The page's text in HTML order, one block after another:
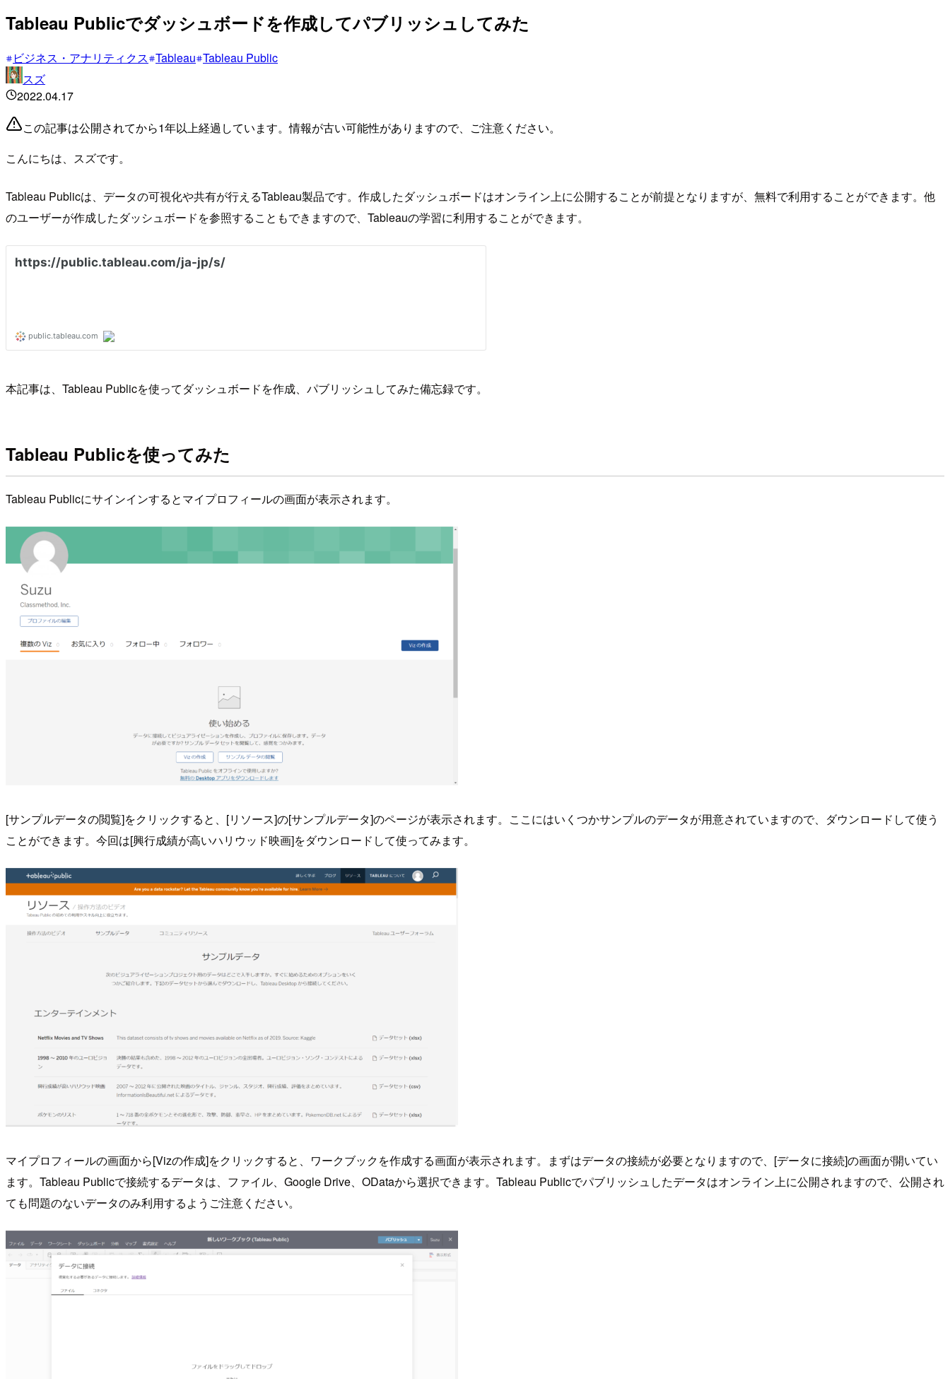
Tableau Publicでダッシュボードを作成してパブリッシュしてみた
ビジネス・アナリティクス Tableau Tableau Public
スズ
2022.04.17
この記事は公開されてから1年以上経過しています。情報が古い可能性がありますので、ご注意ください。
こんにちは、スズです。
Tableau Publicは、データの可視化や共有が行えるTableau製品です。作成したダッシュボードはオンライン上に公開することが前提となりますが、無料で利用することができます。他
のユーザーが作成したダッシュボードを参照することもできますので、Tableauの学習に利用することができます。
本記事は、Tableau Publicを使ってダッシュボードを作成、パブリッシュしてみた備忘録です。
Tableau Publicを使ってみた
Tableau Publicにサインインするとマイプロフィールの画面が表示されます。
[サンプルデータの閲覧]をクリックすると、[リソース]の[サンプルデータ]のページが表示されます。ここにはいくつかサンプルのデータが用意されていますので、ダウンロードして使う
ことができます。今回は[興行成績が高いハリウッド映画]をダウンロードして使ってみます。
マイプロフィールの画面から[Vizの作成]をクリックすると、ワークブックを作成する画面が表示されます。まずはデータの接続が必要となりますので、[データに接続]の画面が開いてい
ます。Tableau Publicで接続するデータは、ファイル、Google Drive、ODataから選択できます。Tableau Publicでパブリッシュしたデータはオンライン上に公開されますので、公開され
ても問題のないデータのみ利用するようご注意ください。